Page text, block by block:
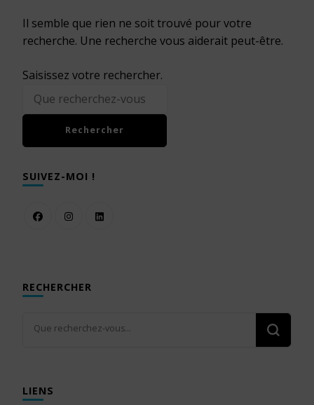
Il semble que rien ne soit trouvé pour votre
recherche. Une recherche vous aiderait peut-être.
Vous
recherchiez
quelque
Saisissez votre rechercher.
SUIVEZ-MOI !
RECHERCHER
Vous
LIENS